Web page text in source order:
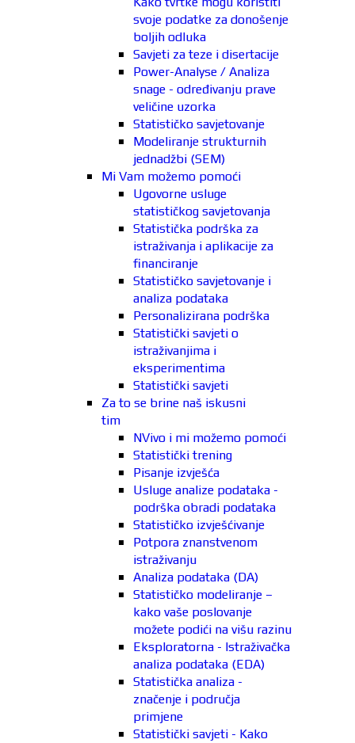
svoje podatke za donošenje
boljih odluka
Savjeti za teze i disertacije
Power-Analyse / Analiza
snage - određivanju prave
veličine uzorka
Statističko savjetovanje
Modeliranje strukturnih
jednadžbi (SEM)
Mi Vam možemo pomoći
Ugovorne usluge
statističkog savjetovanja
Statistička podrška za
istraživanja i aplikacije za
financiranje
Statističko savjetovanje i
analiza podataka
Personalizirana podrška
Statistički savjeti o
istraživanjima i
eksperimentima
Statistički savjeti
Za to se brine naš iskusni
tim
NVivo i mi možemo pomoći
Statistički trening
Pisanje izvješća
Usluge analize podataka -
podrška obradi podataka
Statističko izvješćivanje
Potpora znanstvenom
istraživanju
Analiza podataka (DA)
Statističko modeliranje –
kako vaše poslovanje
možete podići na višu razinu
Eksploratorna - Istraživačka
analiza podataka (EDA)
Statistička analiza -
značenje i područja
primjene
Statistički savjeti - Kako